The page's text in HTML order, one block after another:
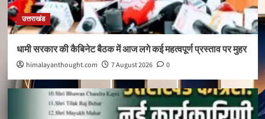
उत्तराखंड
धामी सरकार की कैबिनेट बैठक में आज लगे कई महत्वपूर्ण प्रस्ताव पर मुहर
himalayanthought.com 7 August 2026 0